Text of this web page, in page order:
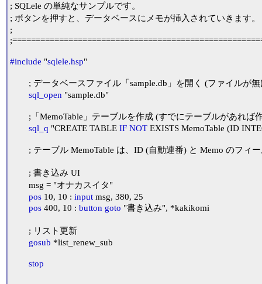
; SQLele の単純なサンプルです。
; ボタンを押すと、データベースにメモが挿入されていきます。
;
#include "sqlele.hsp"
sql_open "sample.db"
sql_q "CREATE TABLE IF NOT EXISTS MemoTable (ID
pos 10, 10 : input msg, 380, 25
pos 400, 10 : button goto "書き込み", *kakikomi
gosub *list_renew_sub
stop